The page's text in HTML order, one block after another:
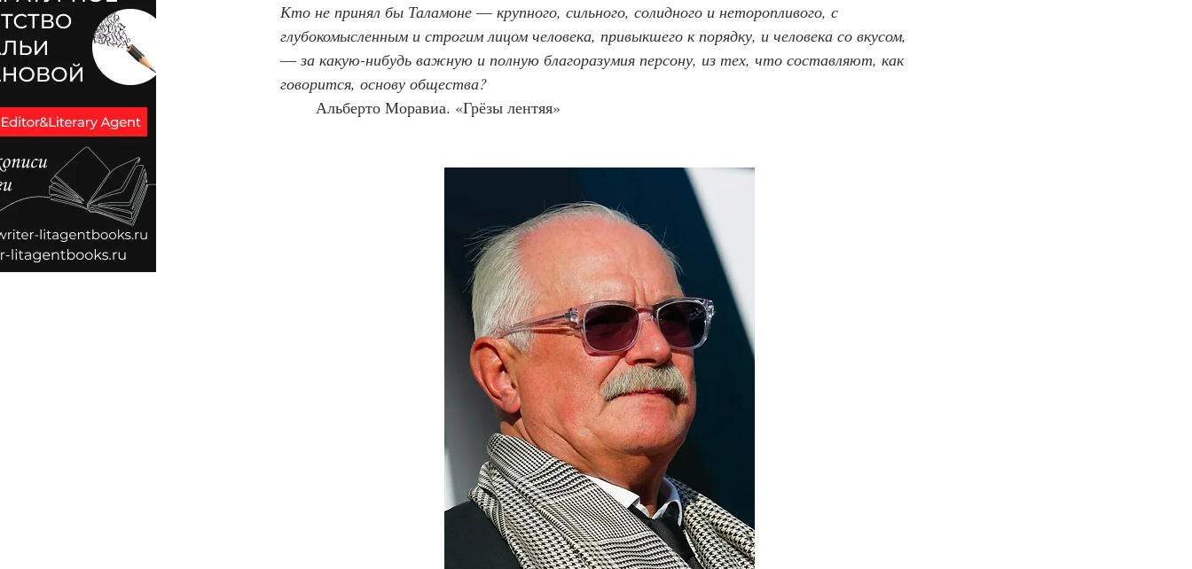
Кто не принял бы Таламоне ― крупного, сильного, солидного и неторопливого, с
глубокомысленным и строгим лицом человека, привыкшего к порядку, и человека со вкусом,
― за какую-нибудь важную и полную благоразумия персону, из тех, что составляют, как
говорится, основу общества?
	Альберто Моравиа. «Грёзы лентяя»